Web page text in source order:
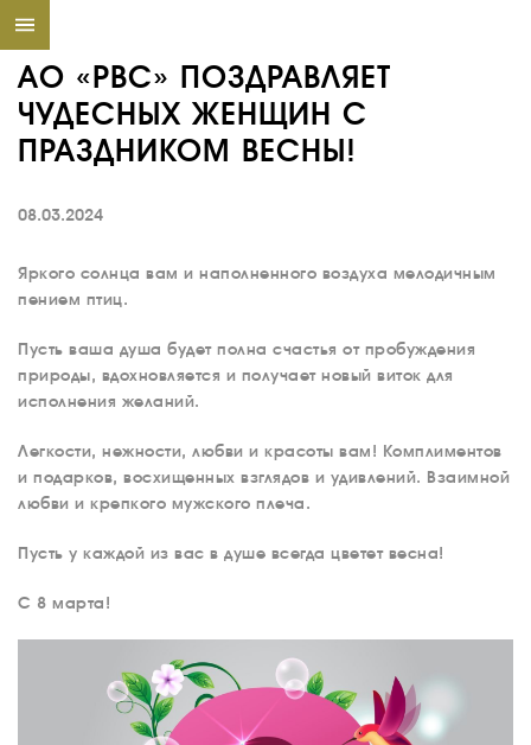
АО «РВС» ПОЗДРАВЛЯЕТ
ЧУДЕСНЫХ ЖЕНЩИН С
ПРАЗДНИКОМ ВЕСНЫ!
08.03.2024
Яркого солнца вам и наполненного воздуха мелодичным
пением птиц.
Пусть ваша душа будет полна счастья от пробуждения
природы, вдохновляется и получает новый виток для
исполнения желаний.
Легкости, нежности, любви и красоты вам! Комплиментов
и подарков, восхищенных взглядов и удивлений. Взаимной
любви и крепкого мужского плеча.
Пусть у каждой из вас в душе всегда цветет весна!
С 8 марта!